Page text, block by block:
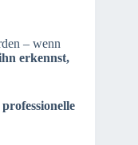
– wenn
erkennst,